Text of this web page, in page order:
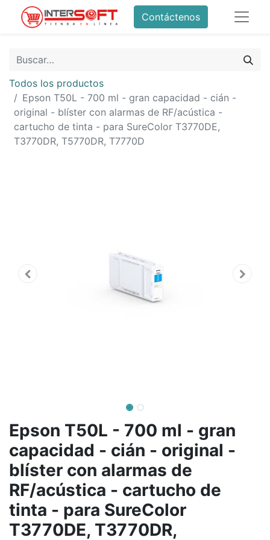
Contáctenos
Todos los productos
Epson T50L - 700 ml - gran capacidad - cián -
original - blíster con alarmas de RF/acústica -
cartucho de tinta - para SureColor T3770DE,
T3770DR, T5770DR, T7770D
Epson T50L - 700 ml - gran
capacidad - cián - original -
blíster con alarmas de
RF/acústica - cartucho de
tinta - para SureColor
T3770DE, T3770DR,